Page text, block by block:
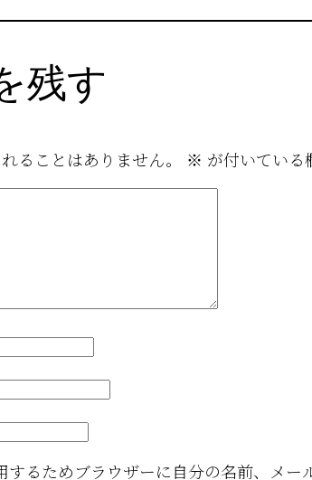
残す
ることはありません。 ※ が付いている
るためブラウザーに自分の名前、メー